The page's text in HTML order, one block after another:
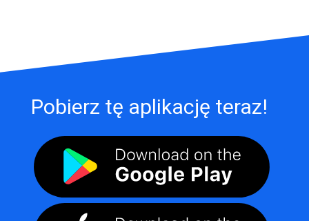
Pobierz tę aplikację teraz!